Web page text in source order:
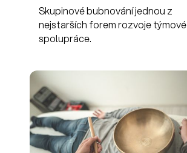
Skupinové bubnování jednou z
nejstarších forem rozvoje týmové
spolupráce.